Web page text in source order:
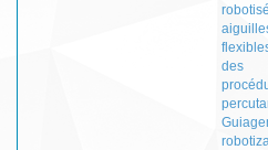
des